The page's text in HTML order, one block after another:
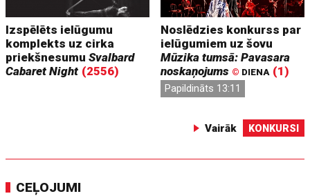
Izspēlēts ielūgumu
komplekts uz cirka
priekšnesumuSvalbard
Cabaret Night (2556)
Noslēdzies konkurss par
ielūgumiem uz šovu
Mūzika tumsā: Pavasara
noskaņojums © DIENA (1)
Papildināts 13:11
Vairāk KONKURSI
CEĻOJUMI